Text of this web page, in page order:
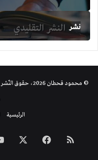
نشر
© محمود قحطان 2026، حقوق النّشر محفوظة على المؤلّف |
الرئيسية
ملخصفيسبوك